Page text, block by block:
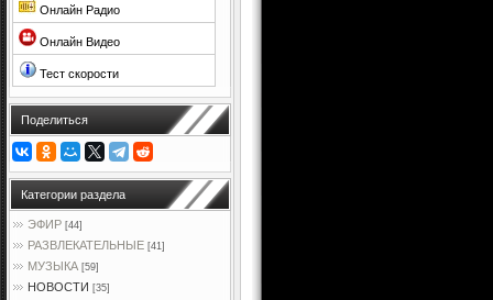
Онлайн Радио
Онлайн Видео
Тест скорости
Поделиться
Категории раздела
ЭФИР [44]
РАЗВЛЕКАТЕЛЬНЫЕ [41]
МУЗЫКА [59]
НОВОСТИ [35]